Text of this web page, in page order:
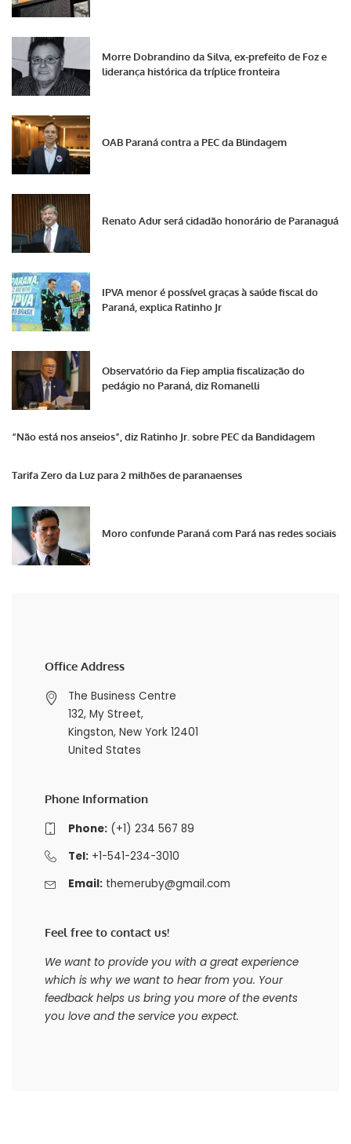
Morre Dobrandino da Silva, ex-prefeito de Foz e
liderança histórica da tríplice fronteira
OAB Paraná contra a PEC da Blindagem
Renato Adur será cidadão honorário de Paranaguá
IPVA menor é possível graças à saúde fiscal do
Paraná, explica Ratinho Jr
Observatório da Fiep amplia fiscalização do
pedágio no Paraná, diz Romanelli
“Não está nos anseios”, diz Ratinho Jr. sobre PEC da Bandidagem
Tarifa Zero da Luz para 2 milhões de paranaenses
Moro confunde Paraná com Pará nas redes sociais
Office Address
The Business Centre
132, My Street,
Kingston, New York 12401
United States
Phone Information
Phone:(+1) 234 567 89
Tel:+1-541-234-3010
Email: themeruby@gmail.com
Feel free to contact us!
We want to provide you with a great experience
which is why we want to hear from you. Your
feedback helps us bring you more of the events
you love and the service you expect.